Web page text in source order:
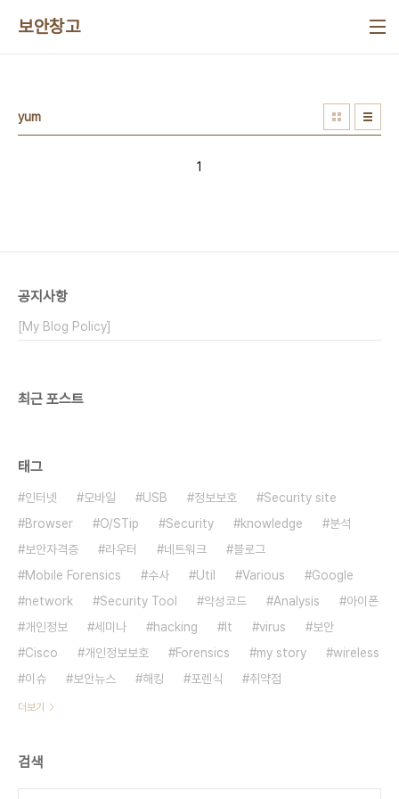
보안창고
yum
1
공지사항
[My Blog Policy]
최근 포스트
태그
인터넷 모바일 USB 정보보호
Security site
Browser
O/STip Security knowledge
분석
보안자격증
라우터 네트워크
블로그
Mobile Forensics
수사 Util Various
Google
network
Security Tool 악성코드 Analysis
아이폰
개인정보
세미나 hacking It virus
보안
Cisco
개인정보보호 Forensics my story
wireless
이슈
보안뉴스 해킹 포렌식 취약점
더보기
검색